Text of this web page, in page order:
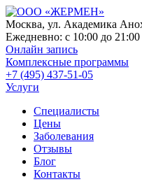
Москва, ул. Академика
Ежедневно: с 10:00 до 21:00
Онлайн запись
Комплексные программы
+7 (495) 437-51-05
Услуги
Специалисты
Цены
Заболевания
Отзывы
Блог
Контакты